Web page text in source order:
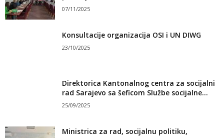
07/11/2025
Konsultacije organizacija OSI i UN DIWG
23/10/2025
Direktorica Kantonalnog centra za socijalni
rad Sarajevo sa šeficom Službe socijalne...
25/09/2025
Ministrica za rad, socijalnu politiku,